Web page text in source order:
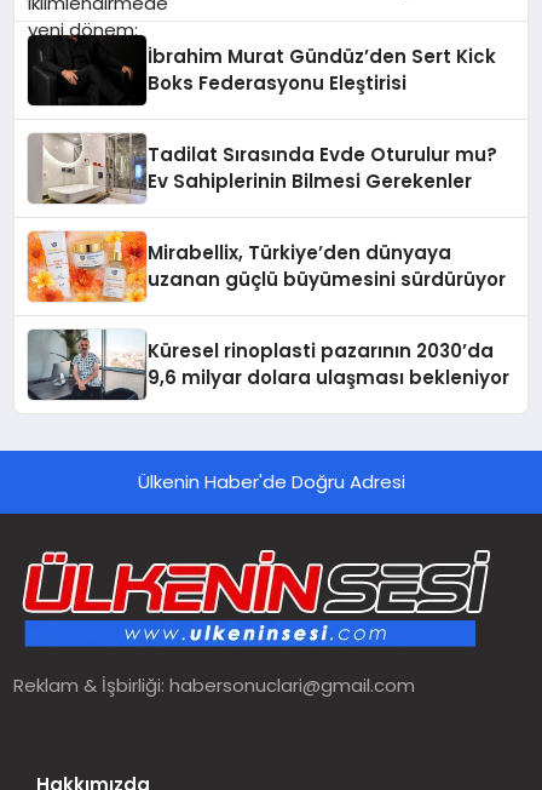
İbrahim Murat Gündüz’den Sert Kick
Boks Federasyonu Eleştirisi
Tadilat Sırasında Evde Oturulur mu?
Ev Sahiplerinin Bilmesi Gerekenler
Mirabellix, Türkiye’den dünyaya
uzanan güçlü büyümesini sürdürüyor
Küresel rinoplasti pazarının 2030’da
9,6 milyar dolara ulaşması bekleniyor
Ülkenin Haber'de Doğru Adresi
Reklam & İşbirliği:habersonuclari@gmail.com